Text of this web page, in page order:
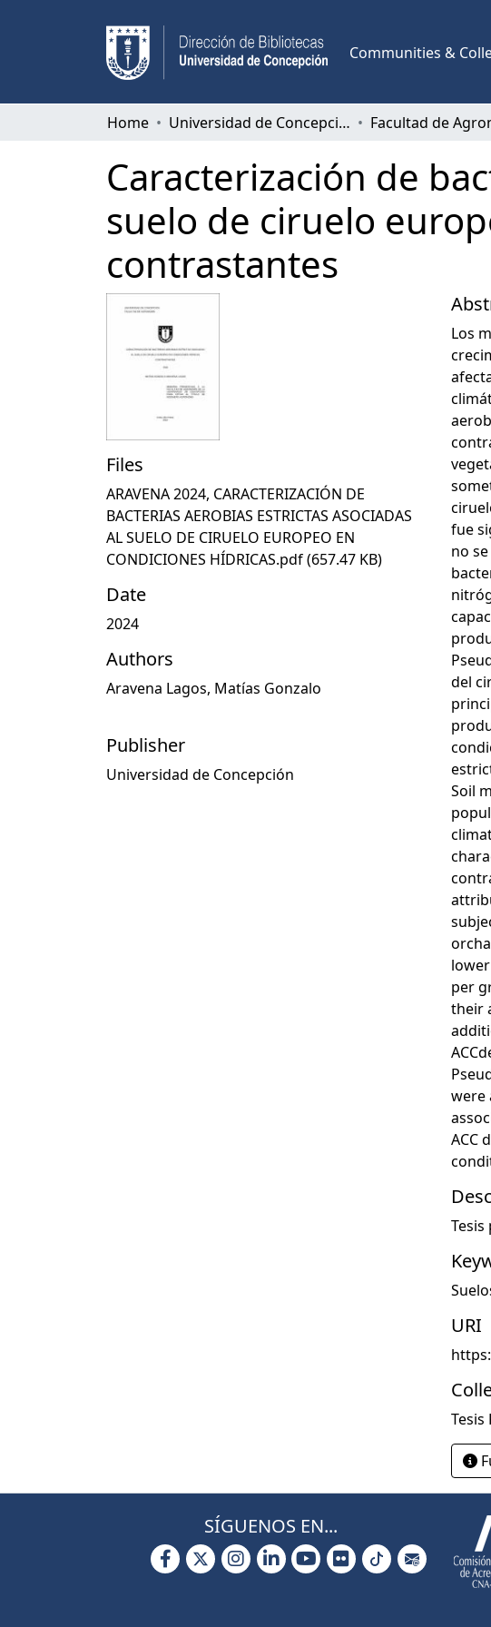
Communities &
Home Universidad de Concepción Facultad de
Caracterización de
suelo de ciruelo
contrastantes
Files
ARAVENA 2024, CARACTERIZACIÓN DE
BACTERIAS AEROBIAS ESTRICTAS ASOCIADAS
AL SUELO DE CIRUELO EUROPEO EN
CONDICIONES HÍDRICAS.pdf(657.47 KB)
Date
2024
Authors
Aravena Lagos, Matías Gonzalo
Publisher
Universidad de Concepción
Los
fue
no
del
Soil
per
their
were
ACC
URI
Tesis
SÍGUENOS EN...